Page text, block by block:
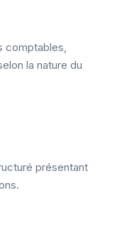
comptables,
la nature du
présentant